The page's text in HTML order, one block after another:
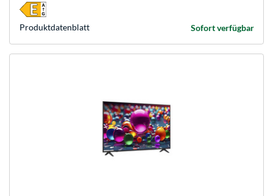
Sofort verfügbar
Produkt­datenblatt